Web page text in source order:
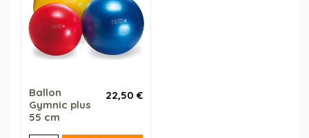
Ballon
Gymnic plus
55 cm
22,50 €